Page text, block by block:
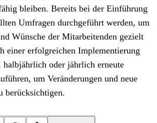
bleiben. Bereits bei der Einführung
Umfragen durchgeführt werden, um
Wünsche der Mitarbeitenden gezielt
einer erfolgreichen Implementierung
halbjährlich oder jährlich erneute
um Veränderungen und neue
berücksichtigen.